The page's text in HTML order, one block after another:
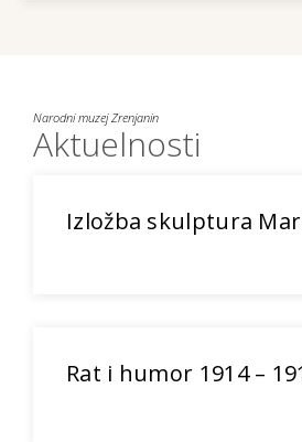
Narodni muzej Zrenjanin
Aktuelnosti
Izložba skulptura
Rat i humor 1914 –